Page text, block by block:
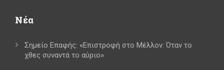
Νέα
Σημείο Επαφής: «Επιστροφή στο Μέλλον: Όταν το
χθες συναντά το αύριο»